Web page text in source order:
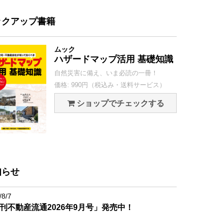
アップ書籍
ムック
ハザードマップ活用 基礎知識
自然災害に備え、いま必読の一冊！
価格: 990円（税込み・送料サービス）
ショップでチェックする
せ
7
不動産流通2026年9月号」発売中！